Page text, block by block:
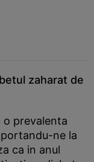
zaharat de
o prevalenta
ne la
ca in anul